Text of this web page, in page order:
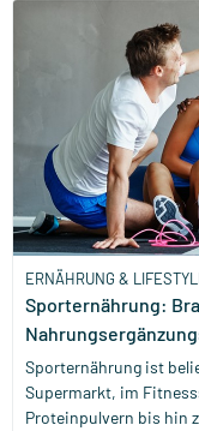
ERNÄHRUNG &
Sporternährung:
Sporternährung ist
Supermarkt, im
Proteinpulvern bis hin